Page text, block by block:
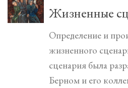
Жизненные
Определение и
жизненного
сценария была
Берном и его